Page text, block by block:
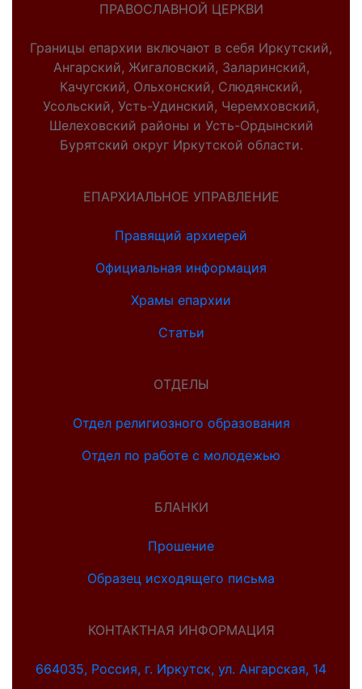
ПРАВОСЛАВНОЙ ЦЕРКВИ
Границы епархии включают в себя Иркутский,
Ангарский, Жигаловский, Заларинский,
Качугский, Ольхонский, Слюдянский,
Усольский, Усть-Удинский, Черемховский,
Шелеховский районы и Усть-Ордынский
Бурятский округ Иркутской области.
ЕПАРХИАЛЬНОЕ УПРАВЛЕНИЕ
Правящий архиерей
Официальная информация
Храмы епархии
Статьи
ОТДЕЛЫ
Отдел религиозного образования
Отдел по работе с молодежью
БЛАНКИ
Прошение
Образец исходящего письма
КОНТАКТНАЯ ИНФОРМАЦИЯ
664035, Россия, г. Иркутск, ул. Ангарская, 14